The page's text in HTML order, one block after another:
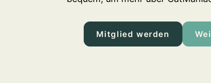
Mitglied werden